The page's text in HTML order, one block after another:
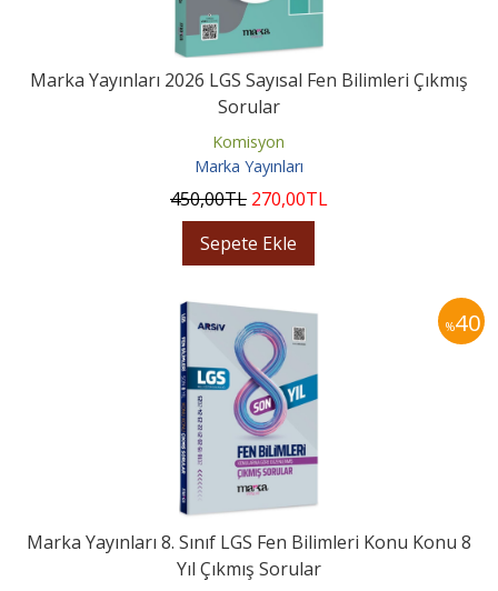
Marka Yayınları 2026 LGS Sayısal Fen Bilimleri Çıkmış
Sorular
Komisyon
Marka Yayınları
450,00TL 270,00TL
Sepete Ekle
%40
Marka Yayınları 8. Sınıf LGS Fen Bilimleri Konu Konu 8
Yıl Çıkmış Sorular